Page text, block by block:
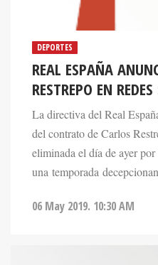
DEPORTES
REAL ESPAÑA
RESTREPO EN
La directiva del Real
del contrato de Carlos
eliminada el día de ayer
una temporada
06 May 2019. 10:30 AM